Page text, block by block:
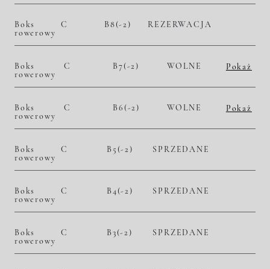
Boks
rowerowy
C B8(-2) REZERWACJA
Boks
rowerowy
C B7(-2) WOLNE
Pokaż
Boks
rowerowy
C B6(-2) WOLNE
Pokaż
Boks
rowerowy
C B5(-2) SPRZEDANE
Boks
rowerowy
C B4(-2) SPRZEDANE
Boks
rowerowy
C B3(-2) SPRZEDANE